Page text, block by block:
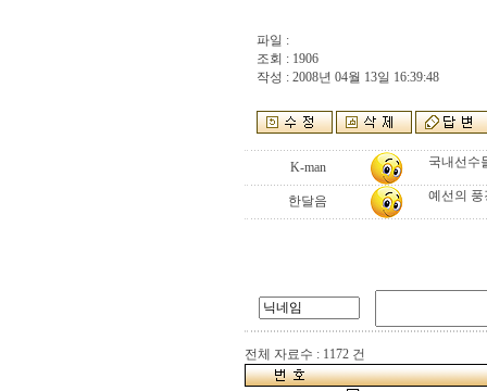
파일 :
조회 : 1906
작성 : 2008년 04월 13일 16:39:48
K-man 국내선수
한달음 예선의 풍
전체 자료수 : 1172 건